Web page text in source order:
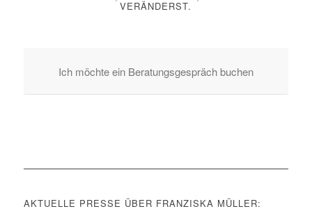
VERÄNDERST.
Ich möchte ein Beratungsgespräch buchen
AKTUELLE PRESSE ÜBER FRANZISKA MÜLLER: